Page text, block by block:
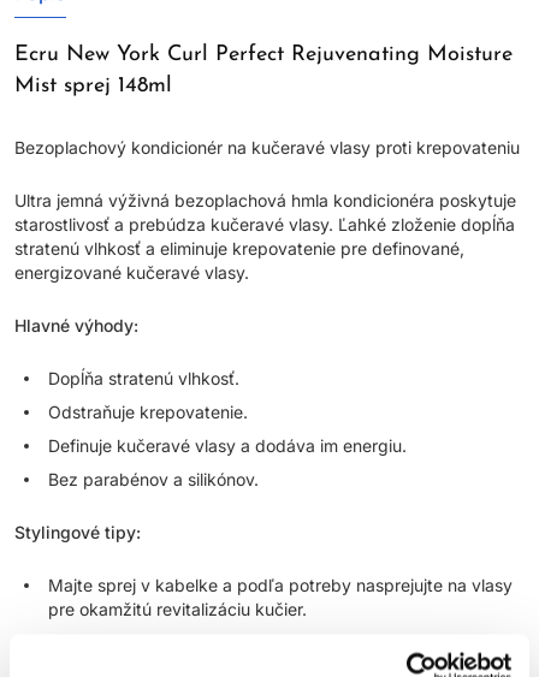
Ecru New York Curl Perfect Rejuvenating Moisture
Mist sprej 148ml
Bezoplachový kondicionér na kučeravé vlasy proti krepovateniu
Ultra jemná výživná bezoplachová hmla kondicionéra poskytuje
starostlivosť a prebúdza kučeravé vlasy. Ľahké zloženie dopĺňa
stratenú vlhkosť a eliminuje krepovatenie pre definované,
energizované kučeravé vlasy.
Hlavné výhody:
Dopĺňa stratenú vlhkosť.
Odstraňuje krepovatenie.
Definuje kučeravé vlasy a dodáva im energiu.
Bez parabénov a silikónov.
Stylingové tipy:
Majte sprej v kabelke a podľa potreby nasprejujte na vlasy
pre okamžitú revitalizáciu kučier.